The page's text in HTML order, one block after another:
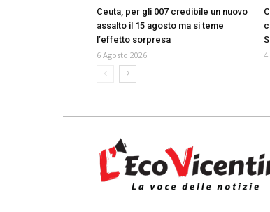
Ceuta, per gli 007 credibile un nuovo
assalto il 15 agosto ma si teme
l’effetto sorpresa
6 Agosto 2026
4